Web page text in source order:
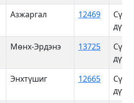
Азжаргал 12469
Мөнх-Эрдэнэ 13725
Энхтүшиг 12665